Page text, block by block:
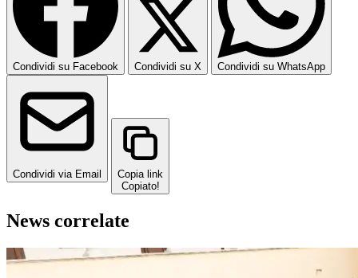
Condividi su Facebook Condividi su X Condividi su WhatsApp
Condividi via Email
Copia link
Copiato!
News correlate